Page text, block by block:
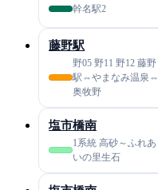
幹名駅2
藤野駅
野05 野11 野12 藤野
駅⇔やまなみ温泉⇔
奥牧野
塩市橋南
1系統 高砂～ふれあ
いの里生石